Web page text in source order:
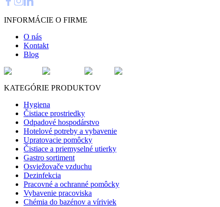
INFORMÁCIE O FIRME
O nás
Kontakt
Blog
KATEGÓRIE PRODUKTOV
Hygiena
Čistiace prostriedky
Odpadové hospodárstvo
Hotelové potreby a vybavenie
Upratovacie pomôcky
Čistiace a priemyselné utierky
Gastro sortiment
Osviežovače vzduchu
Dezinfekcia
Pracovné a ochranné pomôcky
Vybavenie pracoviska
Chémia do bazénov a víriviek